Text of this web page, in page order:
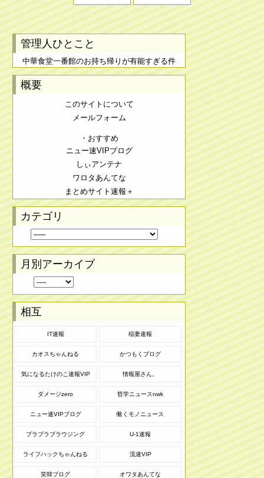
管理人ひとこと
中華食堂一番館のお持ち帰りが有能すぎる件
概要
このサイトについて
メールフォーム
・おすすめ
ニュー速VIPブログ
しぃアンテナ
ワロタあんてな
まとめサイト速報＋
カテゴリ
月別アーカイブ
相互
IT速報 稲妻速報
カオスちゃんねる かつもくブログ
気になるたけのこ速報VIP 情報屋さん。
ダメージzero 哲学ニュースnwk
ニュー速VIPブログ 働くモノニュース
ブラブラブラウジング U-1速報
ライフハックちゃんねる 流速VIP
笑韓ブログ オワタあんてな